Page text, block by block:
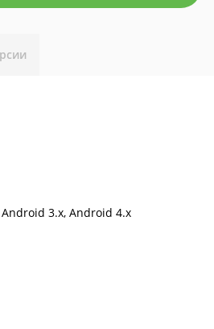
3.x, Android 4.x